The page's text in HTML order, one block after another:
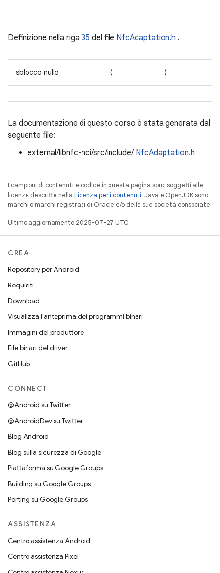
Definizione nella riga 35 del file NfcAdaptation.h .
sblocco nullo ( )
La documentazione di questo corso è stata generata dal
seguente file:
external/libnfc-nci/src/include/ NfcAdaptation.h
I campioni di contenuti e codice in questa pagina sono soggetti alle
licenze descritte nella Licenza per i contenuti. Java e OpenJDK sono
marchi o marchi registrati di Oracle e/o delle sue società consociate.
Ultimo aggiornamento 2025-07-27 UTC.
CREA
Repository per Android
Requisiti
Download
Visualizza l'anteprima dei programmi binari
Immagini del produttore
File binari del driver
GitHub
CONNECT
@Android su Twitter
@AndroidDev su Twitter
Blog Android
Blog sulla sicurezza di Google
Piattaforma su Google Groups
Building su Google Groups
Porting su Google Groups
ASSISTENZA
Centro assistenza Android
Centro assistenza Pixel